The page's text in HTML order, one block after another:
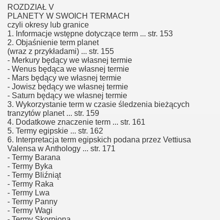
ROZDZIAŁ V
PLANETY W SWOICH TERMACH
czyli okresy lub granice
1. Informacje wstępne dotyczące term ... str. 153
2. Objaśnienie term planet
(wraz z przykładami) ... str. 155
- Merkury będący we własnej termie
- Wenus będąca we własnej termie
- Mars będący we własnej termie
- Jowisz będący we własnej termie
- Saturn będący we własnej termie
3. Wykorzystanie term w czasie śledzenia bieżących
tranzytów planet ... str. 159
4. Dodatkowe znaczenie term ... str. 161
5. Termy egipskie ... str. 162
6. Interpretacja term egipskich podana przez Vettiusa
Valensa w Anthology ... str. 171
- Termy Barana
- Termy Byka
- Termy Bliźniąt
- Termy Raka
- Termy Lwa
- Termy Panny
- Termy Wagi